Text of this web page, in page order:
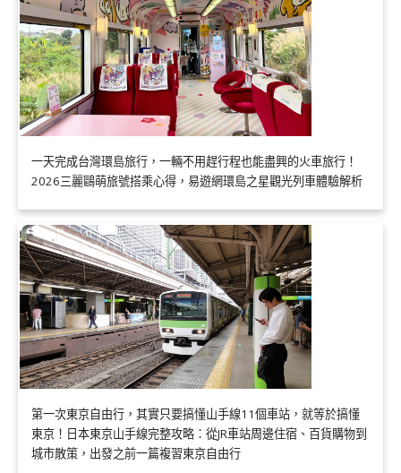
一天完成台灣環島旅行，一輛不用趕行程也能盡興的火車旅行！
2026三麗鷗萌旅號搭乘心得，易遊網環島之星觀光列車體驗解析
第一次東京自由行，其實只要搞懂山手線11個車站，就等於搞懂
東京！日本東京山手線完整攻略：從JR車站周邊住宿、百貨購物到
城市散策，出發之前一篇複習東京自由行